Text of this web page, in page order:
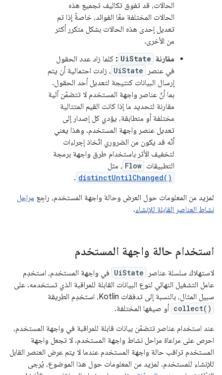
الحالات، قد تفوق تكاليف تجميع هذه
الحالات المختلفة معًا الفوائد، خاصةً إذا تم
تعديل إحدى هذه الحالات بشكل متكرر أكثر
من الأخرى.
مقارنة UiState
: كلما زاد عدد الحقول
في عنصر
UiState ، زادت احتمالية أن يتم
إرسال البيانات كنتيجة لتعديل أحد الحقول.
بما أنّ عناصر واجهة المستخدم لا تتضمّن آلية
مقارنة لتحديد ما إذا كانت القيم المتتالية
مختلفة أو متطابقة، يؤدي كل إصدار إلى
تعديل عنصر واجهة المستخدم. وهذا يعني
أنّه قد يكون من الضروري اتّخاذ إجراءات
لتخفيف الأثر باستخدام طرق واجهة برمجة
التطبيقات Flow ، مثل
distinctUntilChanged()
.
لمزيد من المعلومات حول العرض وحالة واجهة المستخدم، راجِع مراحل
نشاط العناصر القابلة للإنشاء.
استخدام حالة واجهة المستخدم
لاستهلاك سلسلة عناصر UiState في واجهة المستخدم، استخدِم
عامل التشغيل النهائي لنوع البيانات القابلة للمراقبة الذي تستخدمه. على
سبيل المثال، بالنسبة إلى تدفقات Kotlin، استخدِم الطريقة
collect() أو صيغها المختلفة.
عند استخدام عناصر تتضمّن بيانات قابلة للمراقبة في واجهة المستخدم،
احرص على مراعاة مراحل نشاط واجهة المستخدم. لا تجعل واجهة
المستخدم تراقب حالة واجهة المستخدم عندما لا يتم عرض العنصر القابل
للإنشاء للمستخدم. لمزيد من المعلومات حول هذا الموضوع، يُرجى